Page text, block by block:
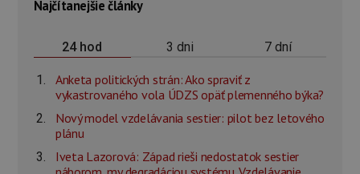
Najčítanejšie články
24 hod 3 dni 7 dní
Anketa politických strán: Ako spraviť z
vykastrovaného vola ÚDZS opäť plemenného býka?
Nový model vzdelávania sestier: pilot bez letového
plánu
Iveta Lazorová: Západ rieši nedostatok sestier